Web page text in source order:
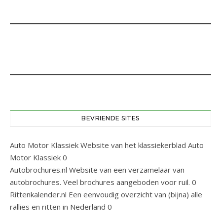
BEVRIENDE SITES
Auto Motor Klassiek Website van het klassiekerblad Auto
Motor Klassiek 0
Autobrochures.nl Website van een verzamelaar van
autobrochures. Veel brochures aangeboden voor ruil. 0
Rittenkalender.nl Een eenvoudig overzicht van (bijna) alle
rallies en ritten in Nederland 0